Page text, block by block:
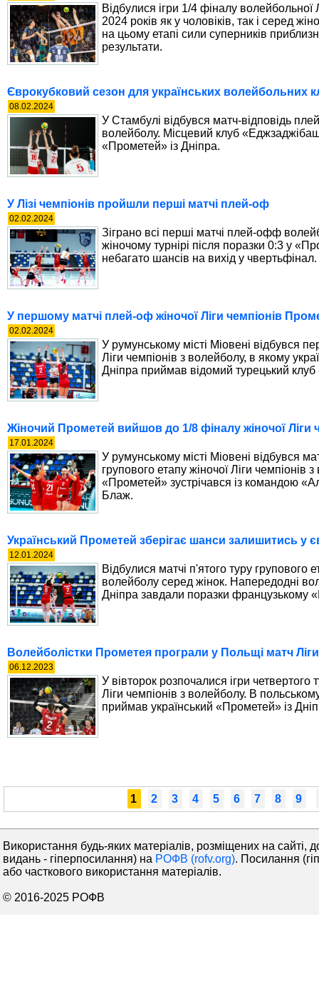
Відбулися ігри 1/4 фіналу волейбольної
2024 років як у чоловіків, так і серед
на цьому етапі сили суперників
результати.
Єврокубковий сезон для українських волейбольних
08.02.2024
У Стамбулі відбувся матч-відповідь
волейболу. Місцевий клуб
«Прометей» із Дніпра.
У Лізі чемпіонів пройшли перші матчі плей-оф
02.02.2024
Зіграно всі перші матчі плей-офф
жіночому турнірі після поразки 0:3 у
небагато шансів на вихід у чвертьфінал.
У першому матчі плей-оф жіночої Ліги чемпіонів
02.02.2024
У румунському місті Міовені відбувся
Ліги чемпіонів з волейболу, в якому
Дніпра приймав відомий турецький
Жіночий Прометей вийшов до 1/8 фіналу жіночої Ліги
17.01.2024
У румунському місті Міовені відбувся
групового етапу жіночої Ліги чемпіонів
«Прометей» зустрічався із командою
Блаж.
Український Прометей зберігає шанси залишитись у
12.01.2024
Відбулися матчі п'ятого туру групового
волейболу серед жінок. Напередодні
Дніпра завдали поразки французькому
Волейболістки Прометея програли у Польщі матч Ліги
06.12.2023
У вівторок розпочалися ігри четвертого
Ліги чемпіонів з волейболу. В
приймав український «Прометей» із
1 2 3 4 5 6 7 8 9
Використання будь-яких матеріалів, розміщених на сайті,
видань - гіперпосилання) на РОФВ (rofv.org). Посилання
або часткового використання матеріалів.
© 2016-2025 РОФВ